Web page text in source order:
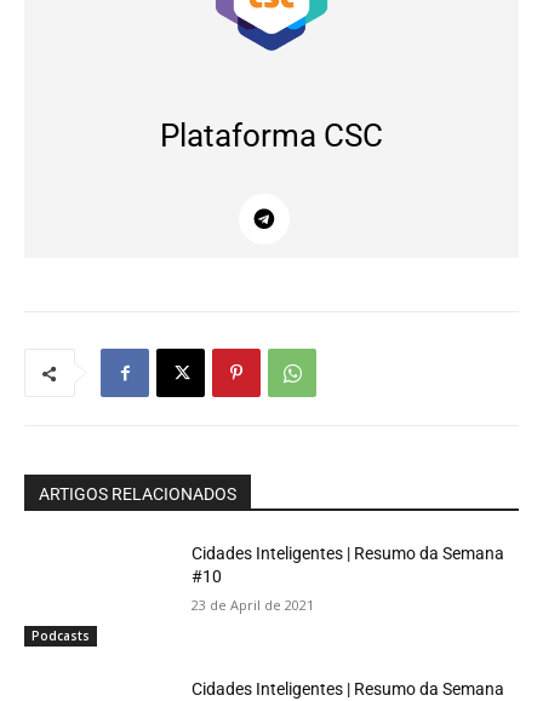
Plataforma CSC
ARTIGOS RELACIONADOS
Podcasts
Cidades Inteligentes | Resumo da Semana
#10
23 de April de 2021
Cidades Inteligentes | Resumo da Semana